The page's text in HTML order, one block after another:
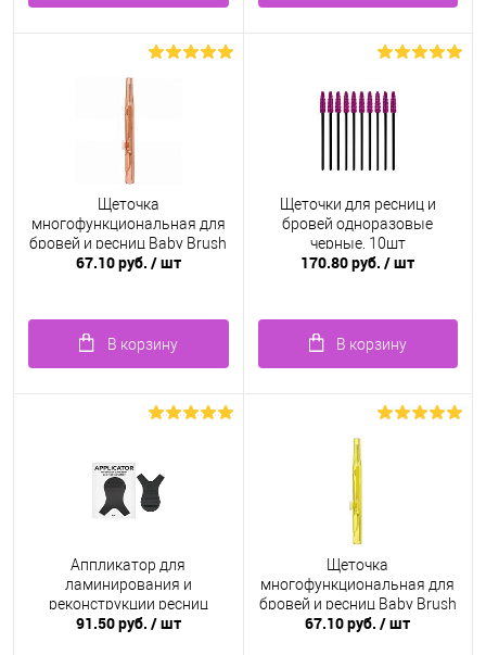
Щеточка
многофункциональная для
бровей и ресниц Baby Brush
1.2 мм, коричневая
67.10 руб. / шт
В корзину
Щеточки для ресниц и
бровей одноразовые
черные, 10шт
170.80 руб./ шт
В корзину
Аппликатор для
ламинирования и
реконструкции ресниц
91.50 руб. / шт
Щеточка
многофункциональная для
бровей и ресниц Baby Brush
1.0 мм, желтая
67.10 руб./ шт